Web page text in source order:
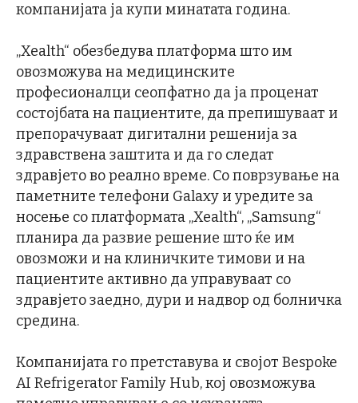
компанијата ја купи минатата година.
„Xealth“ обезбедува платформа што им
овозможува на медицинските
професионалци сеопфатно да ја проценат
состојбата на пациентите, да препишуваат и
препорачуваат дигитални решенија за
здравствена заштита и да го следат
здравјето во реално време. Со поврзување на
паметните телефони Galaxy и уредите за
носење со платформата „Xealth“, „Samsung“
планира да развие решение што ќе им
овозможи и на клиничките тимови и на
пациентите активно да управуваат со
здравјето заедно, дури и надвор од болничка
средина.
Компанијата го претставува и својот Bespoke
AI Refrigerator Family Hub, кој овозможува